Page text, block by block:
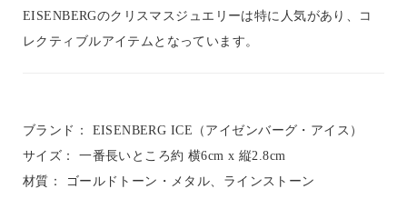
EISENBERGのクリスマスジュエリーは特に人気があり、コ
レクティブルアイテムとなっています。
ブランド： EISENBERG ICE（アイゼンバーグ・アイス）
サイズ： 一番長いところ約 横6cm x 縦2.8cm
材質： ゴールドトーン・メタル、ラインストーン